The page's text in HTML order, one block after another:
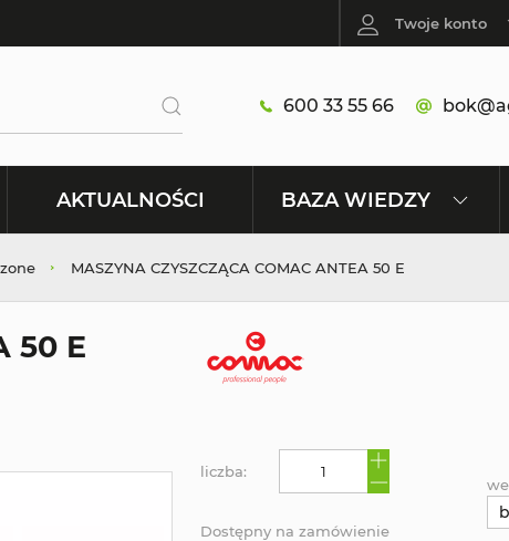
Twoje konto
600 33 55 66
AKTUALNOŚCI BAZA WIEDZY
MASZYNA CZYSZCZĄCA COMAC ANTEA 50 E
50 E
liczba:
Dostępny na zamówienie